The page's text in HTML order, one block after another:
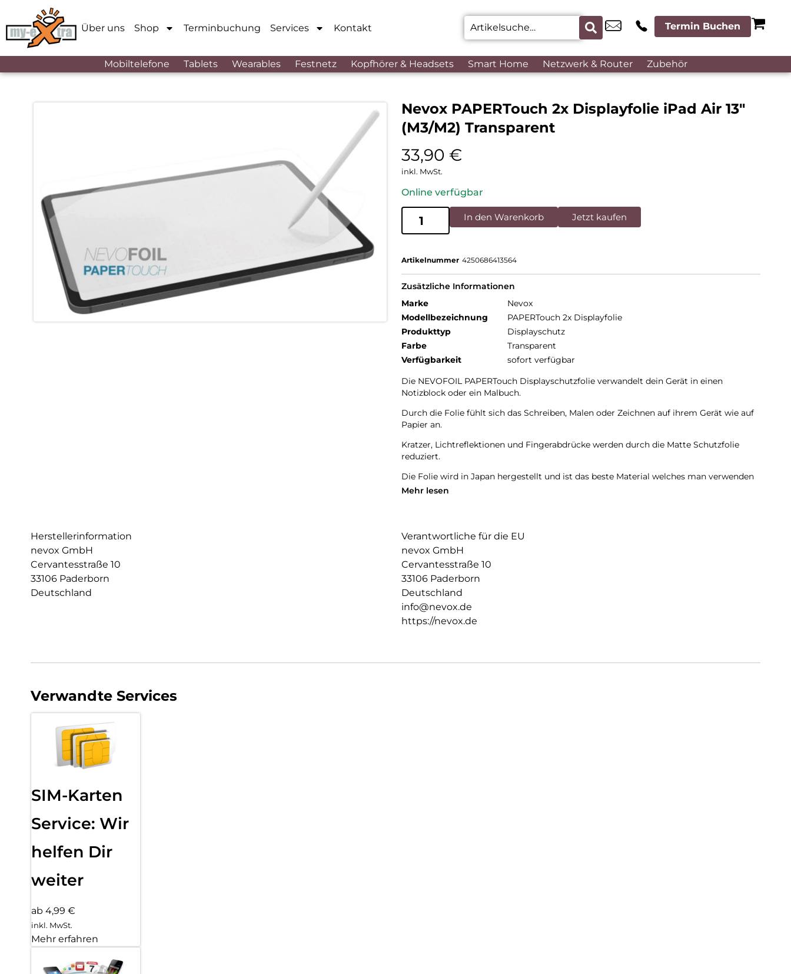
Über uns Shop Terminbuchung Services Kontakt Termin Buchen
Mobiltelefone Tablets Wearables Festnetz Kopfhörer & Headsets Smart Home Netzwerk & Router Zubehör
Nevox PAPERTouch 2x Displayfolie iPad Air 13″
(M3/M2) Transparent
33,90 €
inkl. MwSt.
Online verfügbar
In den Warenkorb Jetzt kaufen
Artikelnummer 4250686413564
Zusätzliche Informationen
Marke
Nevox
Modellbezeichnung
PAPERTouch 2x Displayfolie
Produkttyp
Displayschutz
Farbe
Transparent
Verfügbarkeit
sofort verfügbar
Die NEVOFOIL PAPERTouch Displayschutzfolie verwandelt dein Gerät in einen
Notizblock oder ein Malbuch.
Durch die Folie fühlt sich das Schreiben, Malen oder Zeichnen auf ihrem Gerät wie auf
Papier an.
Kratzer, Lichtreflektionen und Fingerabdrücke werden durch die Matte Schutzfolie
reduziert.
Die Folie wird in Japan hergestellt und ist das beste Material welches man verwenden
kann.
iPad Air 13″ M2 (2024)
Das Set besteht aus:
2x PAPERTouch Schutzfolie
2x Reinigungs- und Montageset (2x Baumwolltuch, 2x Reinigungstücher, 2x
Positionierungssticker, 2x Staubsticker
Mehr lesen
Herstellerinformation
nevox GmbH
Cervantesstraße 10
33106 Paderborn
Deutschland
Verantwortliche für die EU
nevox GmbH
Cervantesstraße 10
33106 Paderborn
Deutschland
info@nevox.de
https://nevox.de
Verwandte Services
SIM-Karten
Service: Wir
helfen Dir
weiter
ab 4,99 €
inkl. MwSt.
Mehr erfahren